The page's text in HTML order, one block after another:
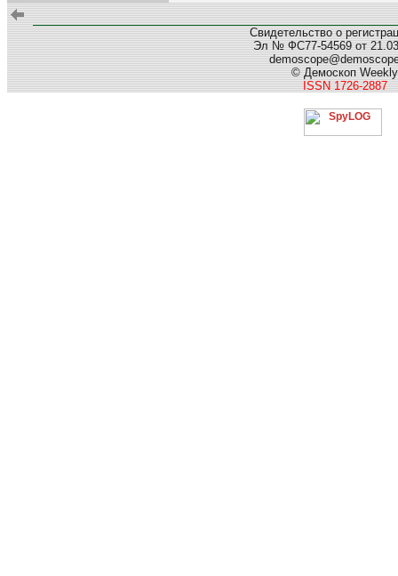
Свидетельство о
Эл № ФС77-54569 от
© Демоскоп Weekly
ISSN 1726-2887